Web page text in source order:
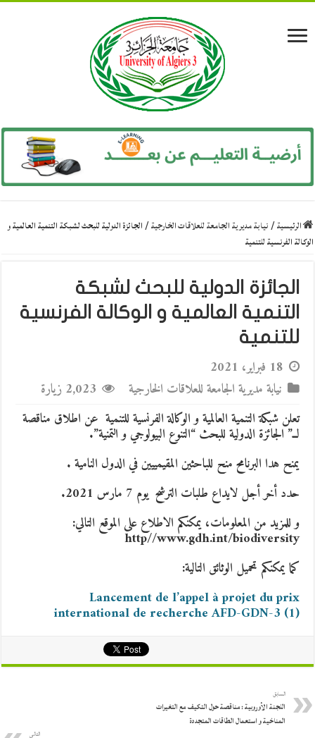
الرئيسية/نيابة مديرية الجامعة للعلاقات الخارجية/الجائزة الدولية للبحث لشبكة التنمية العالمية و
الوكالة الفرنسية للتنمية
الجائزة الدولية للبحث لشبكة
التنمية العالمية و الوكالة الفرنسية
للتنمية
18 فبراير، 2021
نيابة مديرية الجامعة للعلاقات الخارجية
2,023 زيارة
تعلن شبكة التنمية العالمية و الوكالة الفرنسية للتنمية عن اطلاق مناقصة
لــ” الجائزة الدولية للبحث “التنوع البيولوجي و التمنية”.
يمنح هدا البرنامح منح للباحثين المقيمييين في الدول النامية .
حدد أخر أجل لايداع طلبات الترشح يوم 7 مارس 2021.
و للمزيد من المعلومات، يمكنكم الاطلاع على الموقع التالي:
http//www.gdh.int/biodiversity
كما يمكنكم تحميل الوثائق التالية:
Lancement de l’appel à projet du prix
international de recherche AFD-GDN-3 (1)
السابق
اللجنة الأوروبية : مناقصة حول التكيف مع التغيرات
المناخية و استعمال الطاقات المتجددة
التالي